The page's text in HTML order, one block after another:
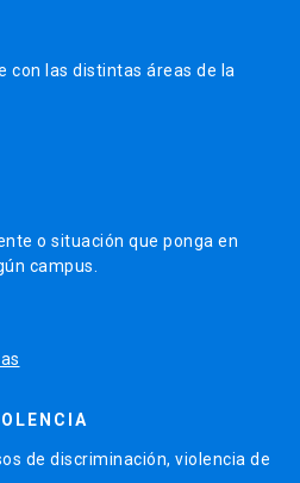
con las distintas áreas de la
o situación que ponga en
campus.
de discriminación, violencia de